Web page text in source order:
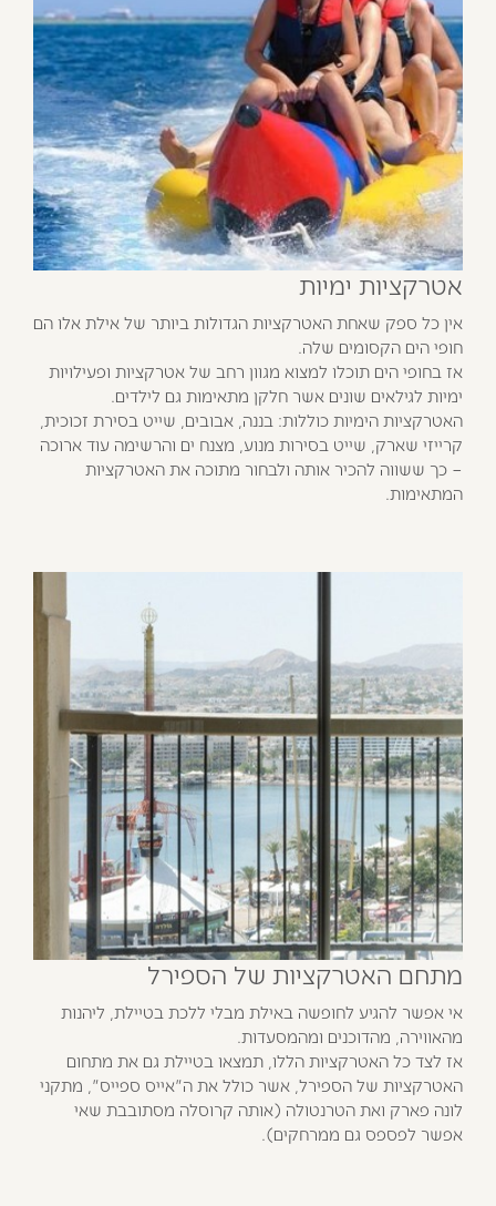
אטרקציות ימיות
אין כל ספק שאחת האטרקציות הגדולות ביותר של אילת אלו הם
חופי הים הקסומים שלה.
אז בחופי הים תוכלו למצוא מגוון רחב של אטרקציות ופעילויות
ימיות לגילאים שונים אשר חלקן מתאימות גם לילדים.
האטרקציות הימיות כוללות: בננה, אבובים, שייט בסירת זכוכית,
קרייזי שארק, שייט בסירות מנוע, מצנח ים והרשימה עוד ארוכה
– כך ששווה להכיר אותה ולבחור מתוכה את האטרקציות
המתאימות.
מתחם האטרקציות של הספירל
אי אפשר להגיע לחופשה באילת מבלי ללכת בטיילת, ליהנות
מהאווירה, מהדוכנים ומהמסעדות.
אז לצד כל האטרקציות הללו, תמצאו בטיילת גם את מתחום
האטרקציות של הספירל, אשר כולל את ה"אייס ספייס", מתקני
לונה פארק ואת הטרנטולה (אותה קרוסלה מסתובבת שאי
אפשר לפספס גם ממרחקים).